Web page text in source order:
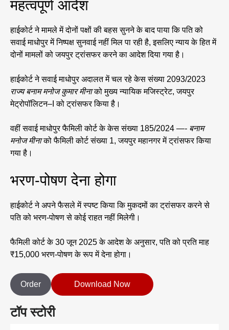
टॉप स्टोरी
महत्वपूर्ण आदेश
हाईकोर्ट ने मामले में दोनों पक्षों की बहस सुनने के बाद पाया कि पति को
सवाई माधोपुर में निष्पक्ष सुनवाई नहीं मिल पा रही है, इसलिए न्याय के हित में
दोनों मामलों को जयपुर ट्रांसफर करने का आदेश दिया गया है।
हाईकोर्ट ने सवाई माधोपुर अदालत में चल रहे केस संख्या 2093/2023
राज्य बनाम मनोज कुमार मीनाको मुख्य न्यायिक मजिस्ट्रेट, जयपुर
मेट्रोपॉलिटन–I को ट्रांसफर किया है।
वहीं सवाई माधोपुर फैमिली कोर्ट के केस संख्या 185/2024 —- बनाम
मनोज मीनाको फैमिली कोर्ट संख्या 1, जयपुर महानगर में ट्रांसफर किया
गया है।
भरण-पोषण देना होगा
हाईकोर्ट ने अपने फैसले में स्पष्ट किया कि मुकदमों का ट्रांसफर करने से
पति को भरण-पोषण से कोई राहत नहीं मिलेगी।
फैमिली कोर्ट के 30 जून 2025 के आदेश के अनुसार, पति को प्रति माह
₹15,000 भरण-पोषण के रूप में देना होगा।
Order Download Now